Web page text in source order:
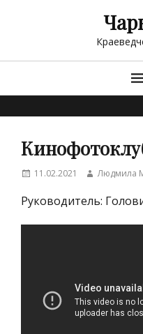
Posted11.02.2021 AuthorЛюдмила
Руководитель: